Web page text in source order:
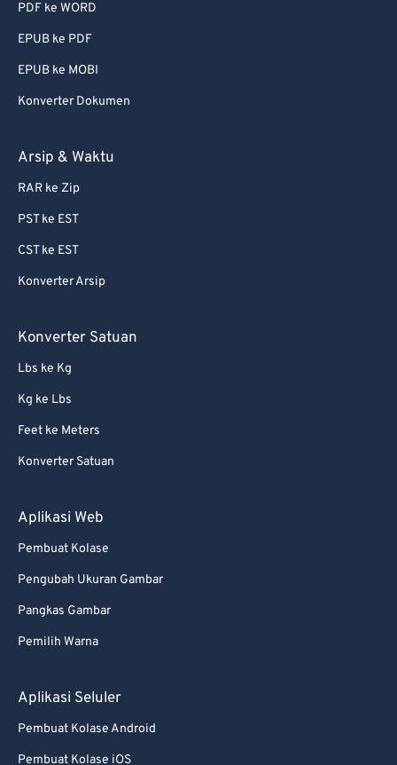
PDF ke WORD
EPUB ke PDF
EPUB ke MOBI
Konverter Dokumen
Arsip & Waktu
RAR ke Zip
PST ke EST
CST ke EST
Konverter Arsip
Konverter Satuan
Lbs ke Kg
Kg ke Lbs
Feet ke Meters
Konverter Satuan
Aplikasi Web
Pembuat Kolase
Pengubah Ukuran Gambar
Pangkas Gambar
Pemilih Warna
Aplikasi Seluler
Pembuat Kolase Android
Pembuat Kolase iOS